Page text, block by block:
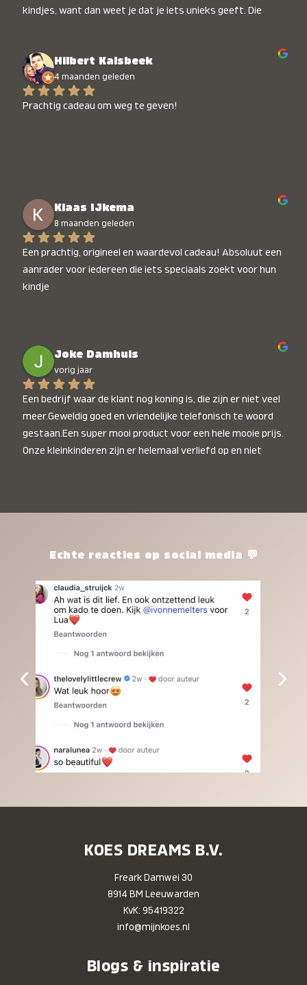
kindjes, want dan weet je dat je iets unieks geeft. Die
Hilbert Kalsbeek
4 maanden geleden
Prachtig cadeau om weg te geven!
Klaas IJkema
8 maanden geleden
Een prachtig, origineel en waardevol cadeau! Absoluut een
aanrader voor iedereen die iets speciaals zoekt voor hun
kindje
Joke Damhuis
vorig jaar
Een bedrijf waar de klant nog koning is, die zijn er niet veel
meer.Geweldig goed en vriendelijke telefonisch te woord
gestaan.Een super mooi product voor een hele mooie prijs.
Onze kleinkinderen zijn er helemaal verliefd op en niet
het waard.Echte reacties op social media 💬
‹ ›
KOES DREAMS B.V.
Freark Damwei 30
8914 BM Leeuwarden
KvK: 95419322
info@mijnkoes.nl
Blogs & inspiratie